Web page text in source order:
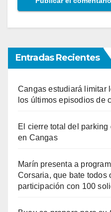
Entradas Recientes
Cangas estudiará limitar
los últimos episodios de
El cierre total del
en Cangas
Marín presenta a
Corsaria, que bate todos
participación con 100